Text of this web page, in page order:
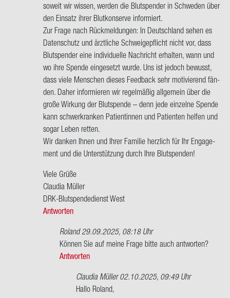
auf
Guten
Mor­
gen.
Mein
Vater
hat…
von
Maria-​
Teresa
B…
so­weit wir wis­sen, wer­den die Blut­spen­der in Schwe­den über
den Ein­satz ihrer Blut­kon­ser­ve in­for­miert.
Zur Frage nach Rück­mel­dun­gen: In Deutsch­land sehen es
Da­ten­schutz und ärzt­li­che Schwei­ge­pflicht nicht vor, dass
Blut­spen­der eine in­di­vi­du­el­le Nach­richt er­hal­ten, wann und
wo ihre Spen­de ein­ge­setzt wurde. Uns ist je­doch be­wusst,
dass viele Men­schen die­ses Feed­back sehr mo­ti­vie­rend fän­
den. Daher in­for­mie­ren wir re­gel­mä­ßig all­ge­mein über die
große Wir­kung der Blut­spen­de – denn jede ein­zel­ne Spen­de
kann schwer­kran­ken Pa­ti­en­tin­nen und Pa­ti­en­ten hel­fen und
sogar Leben ret­ten.
Wir dan­ken Ihnen und Ihrer Fa­mi­lie herz­lich für Ihr En­ga­ge­
ment und die Un­ter­stüt­zung durch Ihre Blut­spen­den!
Viele Grüße
Clau­dia Mül­ler
DRK-​Blutspendedienst West
Antworten
Roland29.09.2025, 08:18 Uhr
Ant­
wort
Kön­nen Sie auf meine Frage bitte auch ant­wor­ten?
Antworten
Claudia Müller02.10.2025, 09:49 Uhr
Ant­
Hallo Ro­land,